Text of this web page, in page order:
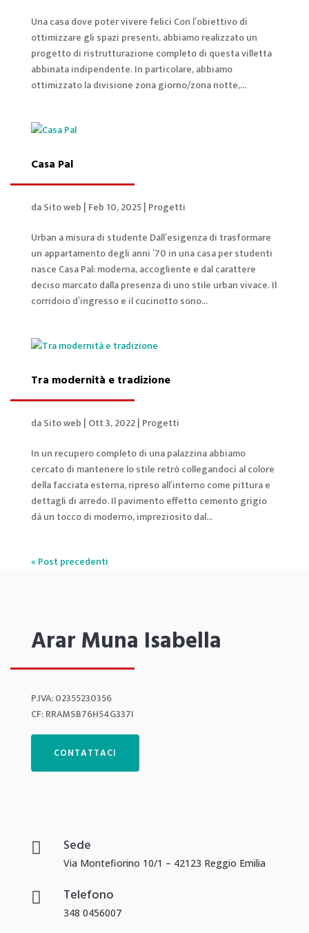
Una casa dove poter vivere felici Con l’obiettivo di
ottimizzare gli spazi presenti, abbiamo realizzato un
progetto di ristrutturazione completo di questa villetta
abbinata indipendente. In particolare, abbiamo
ottimizzato la divisione zona giorno/zona notte,...
Casa Pal
daSito web | Feb 10, 2025| Progetti
Urban a misura di studente Dall’esigenza di trasformare
un appartamento degli anni ’70 in una casa per studenti
nasce Casa Pal: moderna, accogliente e dal carattere
deciso marcato dalla presenza di uno stile urban vivace. Il
corridoio d’ingresso e il cucinotto sono...
Tra modernità e tradizione
daSito web | Ott 3, 2022| Progetti
In un recupero completo di una palazzina abbiamo
cercato di mantenere lo stile retrò collegandoci al colore
della facciata esterna, ripreso all’interno come pittura e
dettagli di arredo. Il pavimento effetto cemento grigio
dà un tocco di moderno, impreziosito dal...
« Post precedenti
Arar Muna Isabella
P.IVA: 02355230356
CF: RRAMSB76H54G337I
CONTATTACI
 Sede
Via Montefiorino 10/1 – 42123 Reggio Emilia
 Telefono
348 0456007